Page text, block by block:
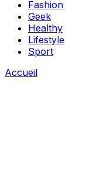
Fashion
Geek
Healthy
Lifestyle
Sport
Accueil